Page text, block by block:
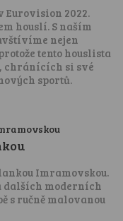
Eurovision 2022.
houslí. S naším
nejen
tento houslista
chránících si své
sportů.
Imramovskou.
dalších moderních
s ručně malovanou